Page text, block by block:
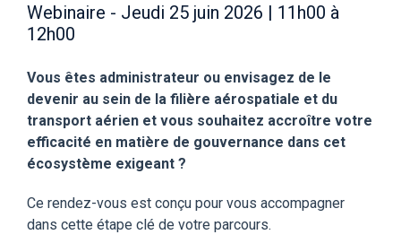
Webinaire - Jeudi 25 juin 2026 | 11h00 à
12h00
Vous êtes administrateur ou envisagez de le
devenir au sein de la filière aérospatiale et du
transport aérien et vous souhaitez accroître votre
efficacité en matière de gouvernance dans cet
écosystème exigeant ?
Ce rendez-vous est conçu pour vous accompagner
dans cette étape clé de votre parcours.